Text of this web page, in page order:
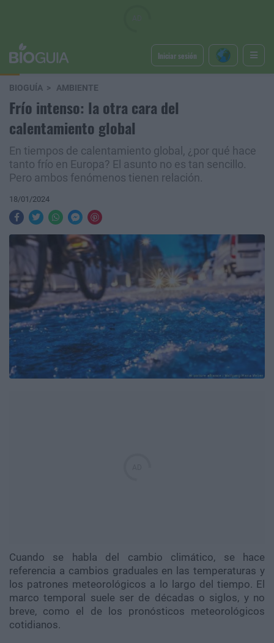
Iniciar sesión
BIOGUÍA AMBIENTE
Frío intenso: la otra cara del
calentamiento global
En tiempos de calentamiento global, ¿por qué hace
tanto frío en Europa? El asunto no es tan sencillo.
Pero ambos fenómenos tienen relación.
18/01/2024
Cuando se habla del cambio climático, se hace
referencia a cambios graduales en las temperaturas y
los patrones meteorológicos a lo largo del tiempo. El
marco temporal suele ser de décadas o siglos, y no
breve, como el de los pronósticos meteorológicos
cotidianos.